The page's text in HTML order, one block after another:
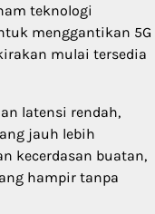
teknologi
menggantikan 5G
mulai tersedia
latensi rendah,
jauh lebih
kecerdasan buatan,
hampir tanpa